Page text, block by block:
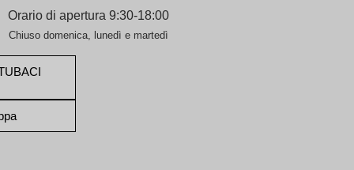
Orario di apertura 9:30-18:00
Chiuso domenica, lunedì e martedì